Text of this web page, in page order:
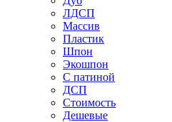
ЛДСП
Массив
Пластик
Шпон
Экошпон
С патиной
ДСП
Стоимость
Дешевые